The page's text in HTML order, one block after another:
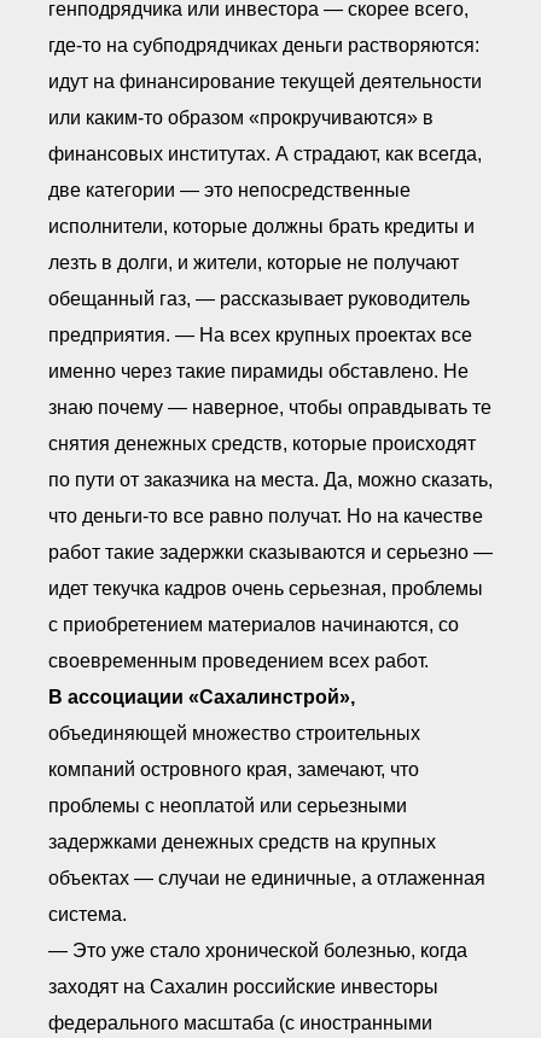
генподрядчика или инвестора — скорее всего,
где-то на субподрядчиках деньги растворяются:
идут на финансирование текущей деятельности
или каким-то образом «прокручиваются» в
финансовых институтах. А страдают, как всегда,
две категории — это непосредственные
исполнители, которые должны брать кредиты и
лезть в долги, и жители, которые не получают
обещанный газ, — рассказывает руководитель
предприятия. — На всех крупных проектах все
именно через такие пирамиды обставлено. Не
знаю почему — наверное, чтобы оправдывать те
снятия денежных средств, которые происходят
по пути от заказчика на места. Да, можно сказать,
что деньги-то все равно получат. Но на качестве
работ такие задержки сказываются и серьезно —
идет текучка кадров очень серьезная, проблемы
с приобретением материалов начинаются, со
своевременным проведением всех работ.
В ассоциации «Сахалинстрой»,
объединяющей множество строительных
компаний островного края, замечают, что
проблемы с неоплатой или серьезными
задержками денежных средств на крупных
объектах — случаи не единичные, а отлаженная
система.
— Это уже стало хронической болезнью, когда
заходят на Сахалин российские инвесторы
федерального масштаба (с иностранными